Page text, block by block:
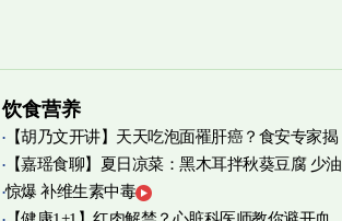
饮食营养
【胡乃文开讲】天天吃泡面罹肝癌？食安专家揭
添加物真相
【嘉瑶食聊】夏日凉菜：黑木耳拌秋葵豆腐 少油
烟清爽养心 图
惊爆 补维生素中毒